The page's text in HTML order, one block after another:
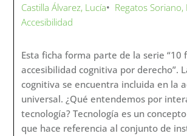
Castilla Álvarez, Lucía• Regatos Soriano,
Accesibilidad
Esta ficha forma parte de la serie “10
accesibilidad cognitiva por derecho”.
cognitiva se encuentra incluida en la
universal. ¿Qué entendemos por
tecnología? Tecnología es un
que hace referencia al conjunto de